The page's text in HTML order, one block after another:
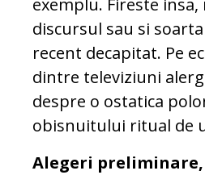
exemplu. Fireste
discursul sau si
recent decapitat. Pe
dintre televiziuni
despre o ostatica
obisnuitului ritual de
Alegeri preliminare,